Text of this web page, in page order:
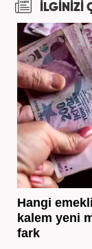
İLGİNİZİ
Hangi
kalem yeni
fark